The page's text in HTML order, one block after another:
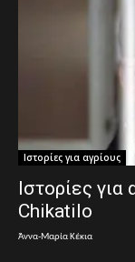
Ιστορίες για αγρίους
Ιστορίες
Chikatilo
Άννα-Μαρία Κέκια